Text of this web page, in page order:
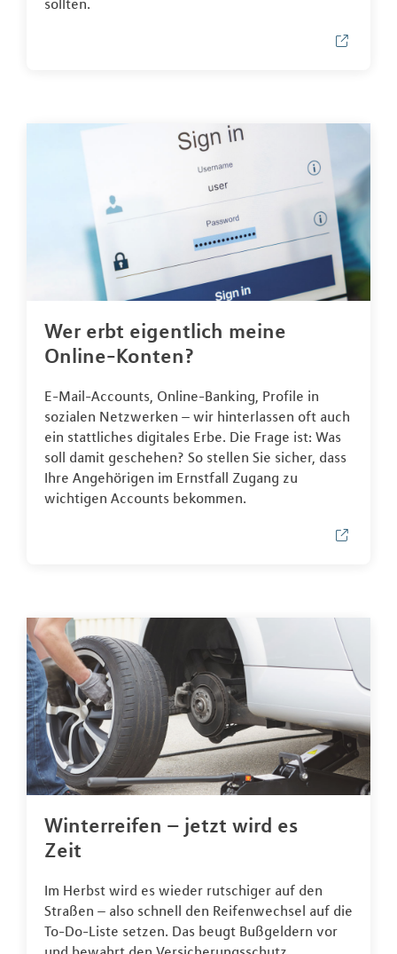
sollten.
Wer erbt eigentlich meine
Online-Konten?
E-Mail-Accounts, Online-Banking, Profile in
sozialen Netzwerken – wir hinterlassen oft auch
ein stattliches digitales Erbe. Die Frage ist: Was
soll damit geschehen? So stellen Sie sicher, dass
Ihre Angehörigen im Ernstfall Zugang zu
wichtigen Accounts bekommen.
Winterreifen – jetzt wird es
Zeit
Im Herbst wird es wieder rutschiger auf den
Straßen – also schnell den Reifenwechsel auf die
To-Do-Liste setzen. Das beugt Bußgeldern vor